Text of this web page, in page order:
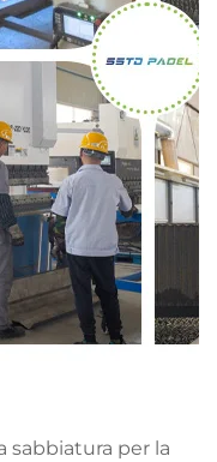
sabbiatura per la